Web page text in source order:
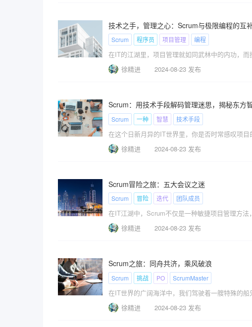
技术之手，管理之心：Scrum与极限编程的互
Scrum
程序员 项目管理 编程
在IT的江湖里，项目管理就如同武林中的内功，而
徐精进
2024-08-23 发布
Scrum：用技术手段解码管理迷思，揭秘东方
Scrum
一种 智慧 技术手段
在这个日新月异的IT世界里，你是否时常感叹项目
徐精进
2024-08-23 发布
Scrum冒险之旅：五大会议之迷
Scrum
冒险 迭代 团队成员
在IT江湖中，Scrum不仅是一种敏捷项目管理方法
徐精进
2024-08-23 发布
Scrum之旅：同舟共济，乘风破浪
Scrum
挑战 PO ScrumMaster
徐精进
2024-08-23 发布